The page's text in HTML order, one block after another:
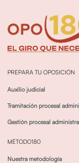
PREPARA TU OPOSICIÓN
Auxilio judicial
Tramitación procesal
Gestión procesal
MÉTODO180
Nuestra metodología